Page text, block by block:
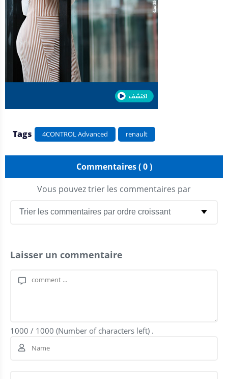
Tags 4CONTROL Advanced renault
Commentaires ( 0 )
Vous pouvez trier les commentaires par
Laisser un commentaire
1000 / 1000 (Number of characters left) .